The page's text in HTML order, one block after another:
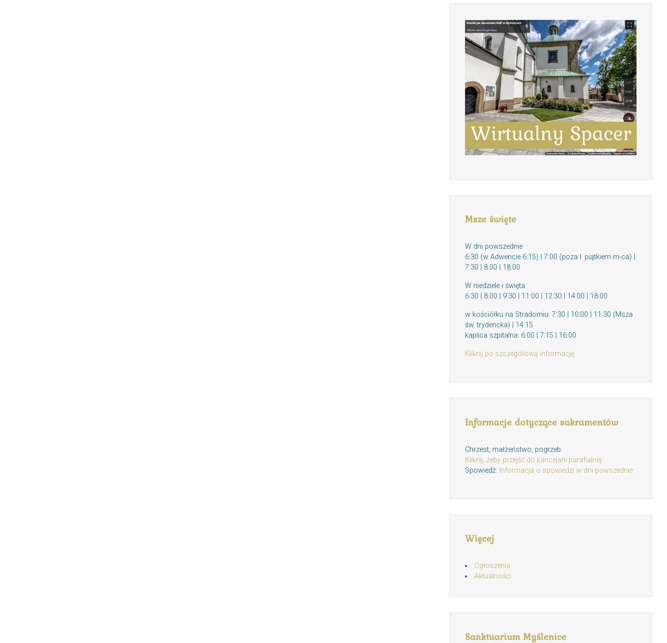
Msze święte
W dni powszednie
6:30 (w Adwencie 6:15) | 7:00 (poza I. piątkiem m-ca) |
7:30 | 8:00 | 18:00
W niedziele i święta
6:30 | 8:00 | 9:30 | 11:00 | 12:30 | 14:00 | 18:00
w kościółku na Stradomiu: 7:30 | 10:00 | 11:30 (Msza
św. trydencka) | 14:15
kaplica szpitalna: 6:00 | 7:15 | 16:00
Kliknij po szczegółową informację
Informacje dotyczące sakramentów
Chrzest, małżeństwo, pogrzeb:
Kliknij, żeby przejść do kancelarii parafialnej
Spowiedź: Informacja o spowiedzi w dni powszednie
Więcej
Ogłoszenia
Aktualności
Sanktuarium Myślenice